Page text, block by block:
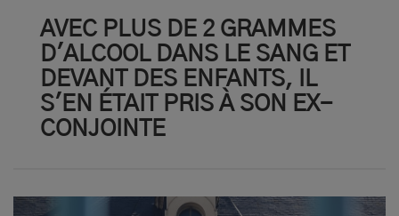
AVEC PLUS DE 2 GRAMMES
D'ALCOOL DANS LE SANG ET
DEVANT DES ENFANTS, IL
S'EN ÉTAIT PRIS À SON EX-
CONJOINTE